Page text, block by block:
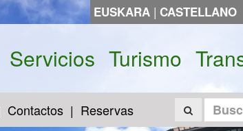
EUSKARA | CASTELLANO
Servicios Turismo
Contactos Reservas